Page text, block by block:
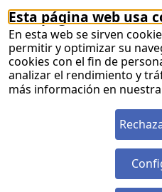
Esta página web usa
En esta web se sirven
permitir y optimizar su
cookies con el fin de
analizar el rendimiento y
más información en nuestra